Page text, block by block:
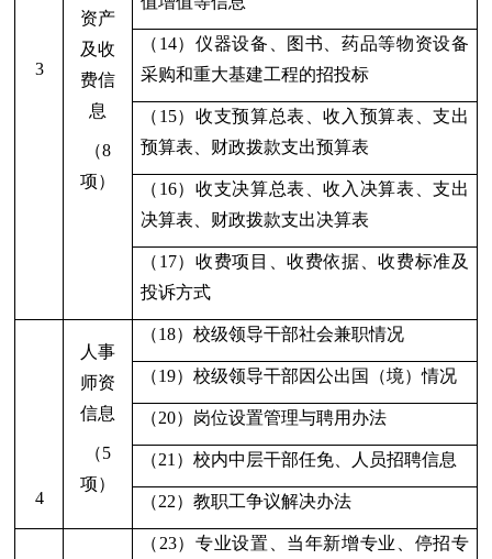
3
资产
及收
费信
息
（8
项）
（ 14）仪器设备、图书、药品等物资设备
采购和重大基建工程的招投标
（15）收支预算总表、收入预算表、支出
预算表、财政拨款支出预算表
（16）收支决算总表、收入决算表、支出
决算表、财政拨款支出决算表
（17）收费项目、收费依据、收费标准及
投诉方式
4
人事
师资
信息
（5
项）
（18）校级领导干部社会兼职情况
（19）校级领导干部因公出国（境）情况
（20）岗位设置管理与聘用办法
（21）校内中层干部任免、人员招聘信息
（22）教职工争议解决办法
（ 23）专业设置、当年新增专业、停招专